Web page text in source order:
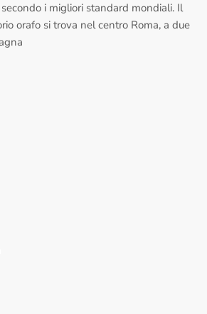
i migliori standard mondiali. Il
orafo si trova nel centro Roma, a due